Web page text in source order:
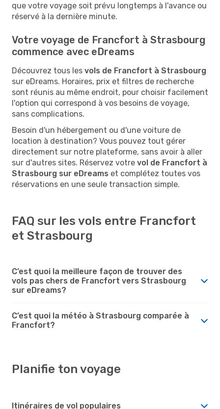
que votre voyage soit prévu longtemps à l'avance ou
réservé à la dernière minute.
Votre voyage de Francfort à Strasbourg
commence avec eDreams
Découvrez tous les vols de Francfort à Strasbourg
sur eDreams. Horaires, prix et filtres de recherche
sont réunis au même endroit, pour choisir facilement
l'option qui correspond à vos besoins de voyage,
sans complications.
Besoin d'un hébergement ou d'une voiture de
location à destination? Vous pouvez tout gérer
directement sur notre plateforme, sans avoir à aller
sur d'autres sites. Réservez votre vol de Francfort à
Strasbourg sur eDreams et complétez toutes vos
réservations en une seule transaction simple.
FAQ sur les vols entre Francfort
et Strasbourg
C’est quoi la meilleure façon de trouver des
vols pas chers de Francfort vers Strasbourg
sur eDreams?
C’est quoi la météo à Strasbourg comparée à
Francfort?
Planifie ton voyage
Itinéraires de vol populaires